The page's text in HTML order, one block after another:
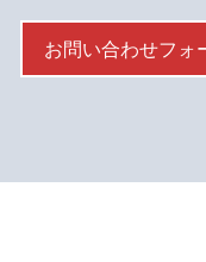
お問い合わせフォ